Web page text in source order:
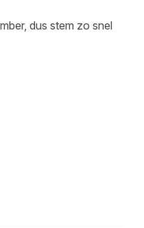
dus stem zo snel